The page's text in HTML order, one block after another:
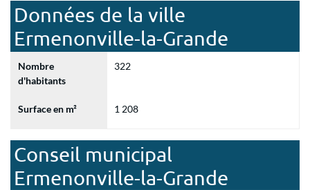
Données de la ville
Ermenonville-la-Grande
Nombre
d'habitants
322
Surface en m² 1 208
Conseil municipal
Ermenonville-la-Grande